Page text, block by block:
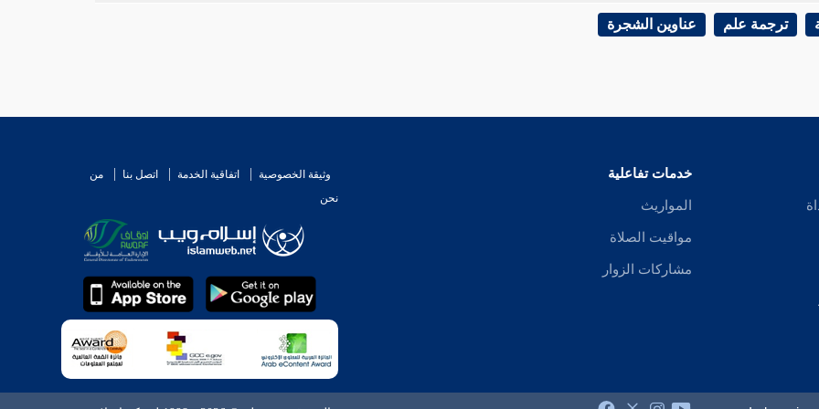
ترجمة علم عناوين الشجرة
خدمات تفاعلية
المواريث
مواقيت الصلاة
مشاركات الزوار
وثيقة الخصوصية اتفاقية الخدمة اتصل بنا
من
نحن